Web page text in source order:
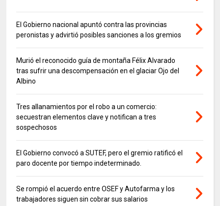
El Gobierno nacional apuntó contra las provincias
peronistas y advirtió posibles sanciones a los gremios
Murió el reconocido guía de montaña Félix Alvarado
tras sufrir una descompensación en el glaciar Ojo del
Albino
Tres allanamientos por el robo a un comercio:
secuestran elementos clave y notifican a tres
sospechosos
El Gobierno convocó a SUTEF, pero el gremio ratificó el
paro docente por tiempo indeterminado.
Se rompió el acuerdo entre OSEF y Autofarma y los
trabajadores siguen sin cobrar sus salarios